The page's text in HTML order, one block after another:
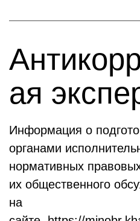
ая
Информация о
органами
нормативных
их общественного
на